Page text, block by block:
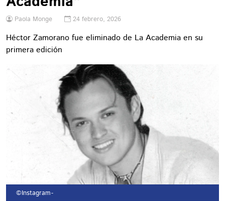
Paola Monge 24 febrero, 2026
Héctor Zamorano fue eliminado de La Academia en su
primera edición
©Instagram-